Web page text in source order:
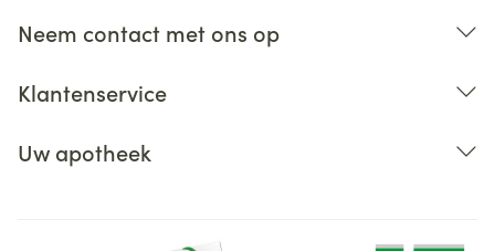
Neem contact met ons op
Klantenservice
Uw apotheek